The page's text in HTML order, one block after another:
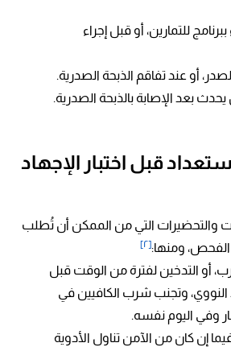
للتمارين، أو قبل إجراء
أو عند تفاقم الذبحة الصدرية.
بعد الإصابة بالذبحة الصدرية.
قبل اختبار الإجهاد
والتحضيرات التي من الممكن أن تُطلب
ومنها:[٢]
أو التدخين لفترة من الوقت قبل
النووي، وتجنب شرب الكافيين في
وفي اليوم نفسه.
إن كان من الآمن تناول الأدوية